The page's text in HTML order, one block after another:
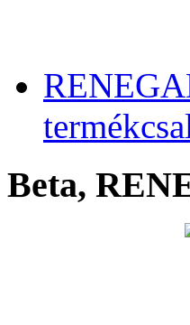
Beta,